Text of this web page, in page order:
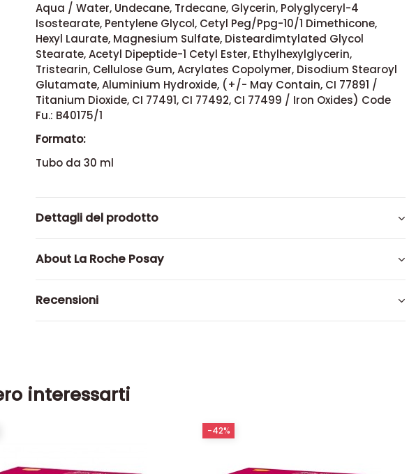
Aqua / Water, Undecane, Trdecane, Glycerin, Polyglyceryl-4
Isostearate, Pentylene Glycol, Cetyl Peg/Ppg-10/1 Dimethicone,
Hexyl Laurate, Magnesium Sulfate, Disteardimtylated Glycol
Stearate, Acetyl Dipeptide-1 Cetyl Ester, Ethylhexylglycerin,
Tristearin, Cellulose Gum, Acrylates Copolymer, Disodium Stearoyl
Glutamate, Aluminium Hydroxide, (+/- May Contain, CI 77891 /
Titanium Dioxide, CI 77491, CI 77492, CI 77499 / Iron Oxides) Code
Fu.: B40175/1
Formato:
Tubo da 30 ml
Dettagli del prodotto
About La Roche Posay
Recensioni
interessarti
-42%